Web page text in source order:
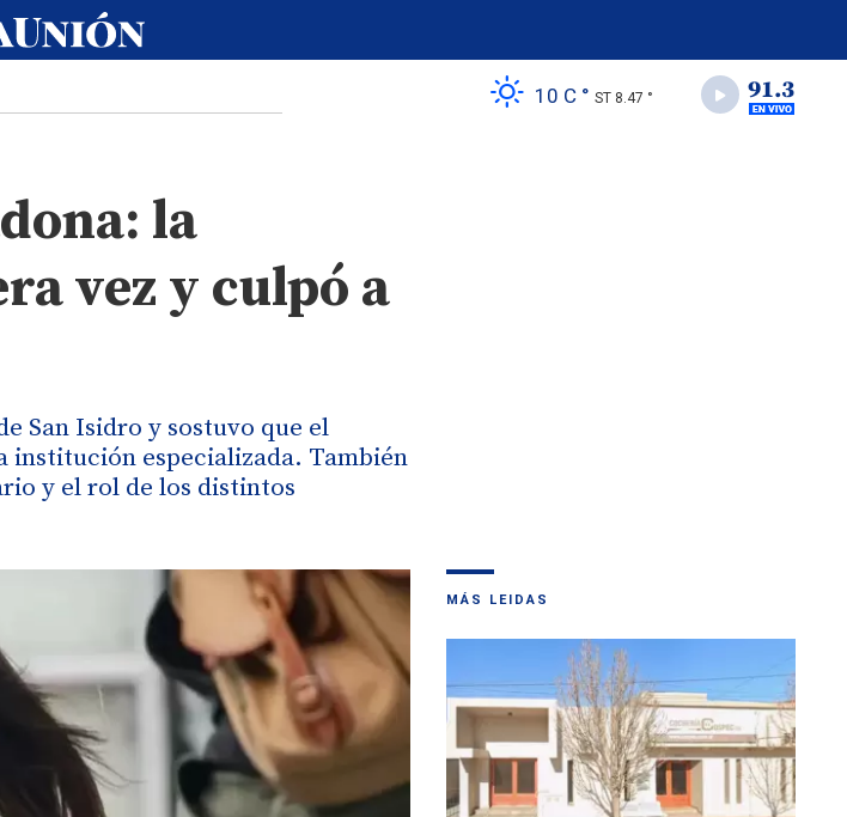
10 C ° ST 8.47 °
la
vez y culpó a
San Isidro y sostuvo que el
institución especializada. También
y el rol de los distintos
MÁS LEIDAS